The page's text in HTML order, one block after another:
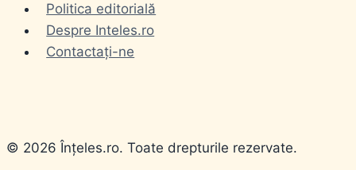
Politica editorială
Despre Inteles.ro
Contactați-ne
© 2026 Înțeles.ro. Toate drepturile rezervate.